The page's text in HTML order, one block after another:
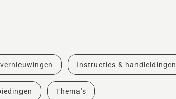
Instructies & handleidingen
Thema's